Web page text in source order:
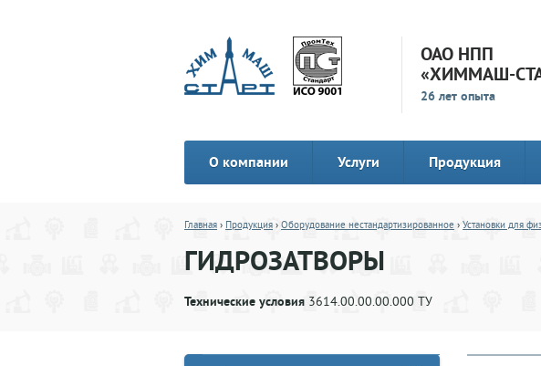
ОАО НПП
«ХИММАШ-
26 лет опыта
О компании Услуги Продукция
Главная › Продукция › Оборудование нестандартизированное › Установки для
ГИДРОЗАТВОРЫ
Технические условия 3614.00.00.00.000 ТУ